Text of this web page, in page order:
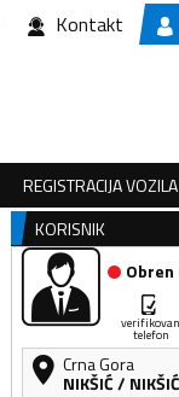
Kontakt
REGISTRACIJA VOZILA
KORISNIK
Obren
verifikovan
telefon
Crna Gora
NIKŠIĆ/